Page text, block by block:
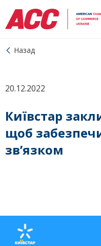
Назад
20.12.2022
Київстар
щоб
зв’язком